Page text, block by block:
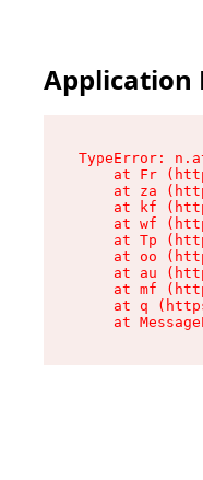
Application
TypeError:
at Fr
at za
at kf
at wf
at Tp
at oo
at au
at mf
at q
at